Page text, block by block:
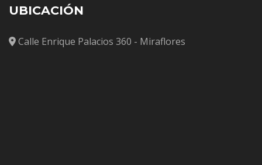
UBICACIÓN
Calle Enrique Palacios 360 - Miraflores